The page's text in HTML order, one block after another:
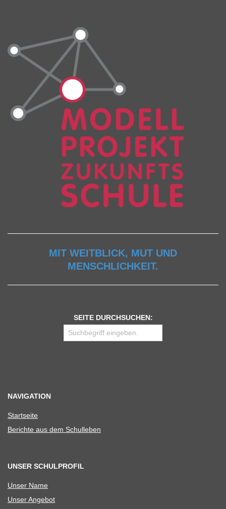
MIT WEITBLICK, MUT UND
MENSCHLICHKEIT.
SEITE DURCHSUCHEN:
NAVIGATION
Start­seite
Berichte aus dem Schulleben
UNSER SCHULPROFIL
Unser Name
Unser Ange­bot